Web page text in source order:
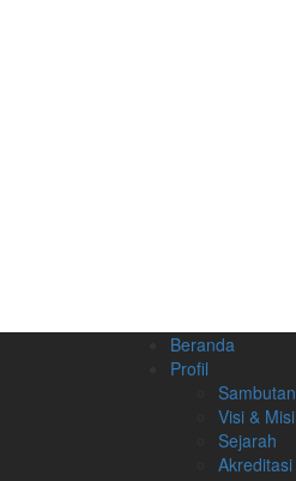
Beranda
Profil
Sambutan
Visi & Misi
Sejarah
Akreditasi